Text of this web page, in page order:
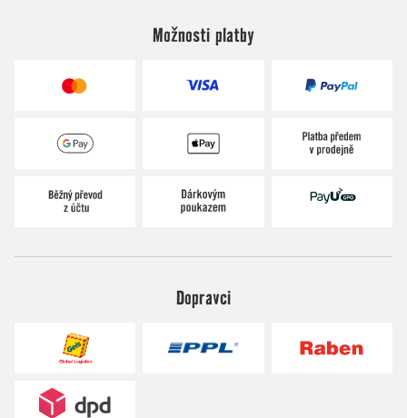
Možnosti platby
Dopravci